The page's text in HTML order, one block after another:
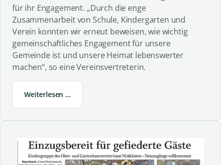
für ihr Engagement. „Durch die enge
Zusammenarbeit von Schule, Kindergarten und
Verein konnten wir erneut beweisen, wie wichtig
gemeinschaftliches Engagement für unsere
Gemeinde ist und unsere Heimat lebenswerter
machen“, so eine Vereinsvertreterin.
Weiterlesen …